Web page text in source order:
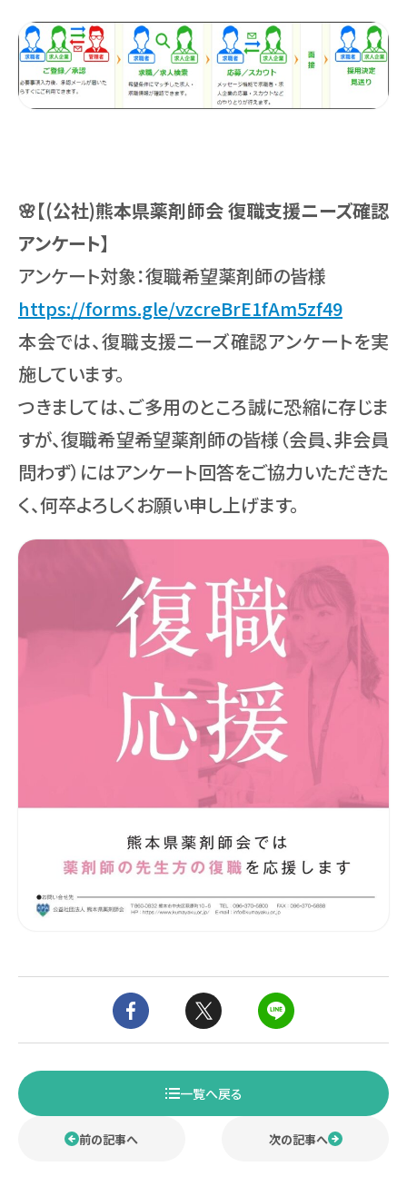
🌸【(公社)熊本県薬剤師会 復職支援ニーズ確認
アンケート】
アンケート対象：復職希望薬剤師の皆様
https://forms.gle/vzcreBrE1fAm5zf49
本会では、復職支援ニーズ確認アンケートを実
施しています。
つきましては、ご多用のところ誠に恐縮に存じま
すが、復職希望希望薬剤師の皆様（会員、非会員
問わず）にはアンケート回答をご協力いただきた
く、何卒よろしくお願い申し上げます。
前の記事へ
一覧へ戻る
次の記事へ